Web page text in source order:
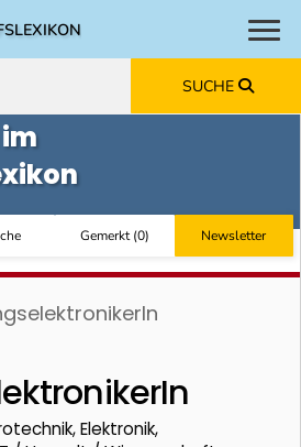
SUCHE
Gemerkt(0) Newsletter
Elektronik,